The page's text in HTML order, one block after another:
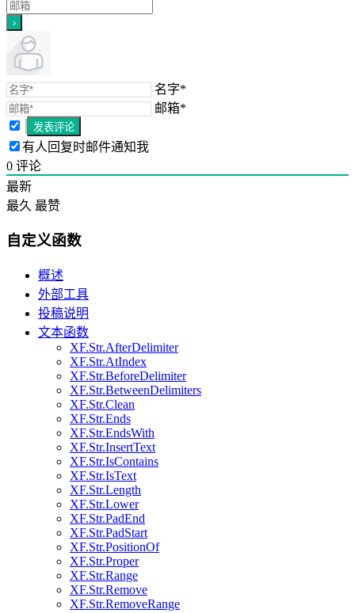
名字*
邮箱*
有人回复时邮件通知我
0 评论
最新
最久 最赞
自定义函数
概述
外部工具
投稿说明
文本函数
XF.Str.AfterDelimiter
XF.Str.AtIndex
XF.Str.BeforeDelimiter
XF.Str.BetweenDelimiters
XF.Str.Clean
XF.Str.Ends
XF.Str.EndsWith
XF.Str.InsertText
XF.Str.IsContains
XF.Str.IsText
XF.Str.Length
XF.Str.Lower
XF.Str.PadEnd
XF.Str.PadStart
XF.Str.PositionOf
XF.Str.Proper
XF.Str.Range
XF.Str.Remove
XF.Str.RemoveRange